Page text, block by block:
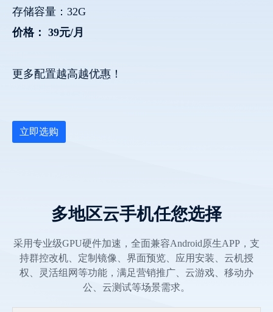
存储容量：32G
价格： 39元/月
更多配置越高越优惠！
立即选购
多地区云手机任您选择
采用专业级GPU硬件加速，全面兼容Android原生APP，支
持群控改机、定制镜像、界面预览、应用安装、云机授
权、灵活组网等功能，满足营销推广、云游戏、移动办
公、云测试等场景需求。